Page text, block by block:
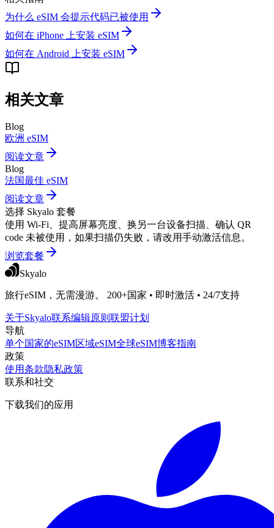
为什么 eSIM 会提示代码已被使用
如何在 iPhone 上安装 eSIM
如何在 Android 上安装 eSIM
相关文章
Blog
欧洲 eSIM
阅读文章
Blog
法国最佳 eSIM
阅读文章
选择 Skyalo 套餐
使用 Wi-Fi、提高屏幕亮度、换另一台设备扫描、确认 QR
code 未被使用，如果扫描仍失败，请改用手动激活信息。
浏览套餐
Skyalo
旅行eSIM，无需漫游。 200+国家 • 即时激活 • 24/7支持
关于Skyalo联系编辑原则 联盟计划
导航
单个国家的eSIM区域eSIM全球eSIM博客指南
政策
使用条款隐私政策
联系和社交
下载我们的应用